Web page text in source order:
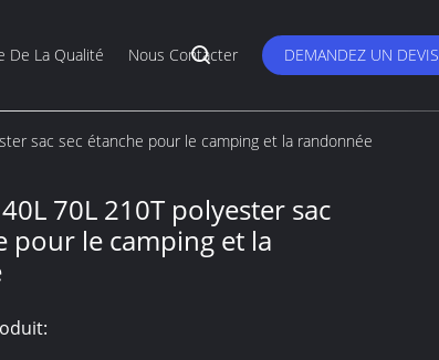
De La Qualité Nous Contacter DEMANDEZ UN DEVIS
sac sec étanche pour le camping et la randonnée
70L 210T polyester sac
pour le camping et la